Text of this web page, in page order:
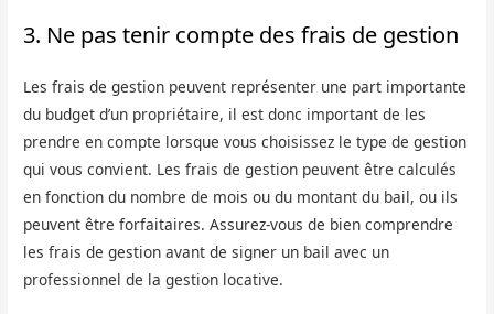
3. Ne pas tenir compte des frais de gestion
Les frais de gestion peuvent représenter une part importante
du budget d’un propriétaire, il est donc important de les
prendre en compte lorsque vous choisissez le type de gestion
qui vous convient. Les frais de gestion peuvent être calculés
en fonction du nombre de mois ou du montant du bail, ou ils
peuvent être forfaitaires. Assurez-vous de bien comprendre
les frais de gestion avant de signer un bail avec un
professionnel de la gestion locative.